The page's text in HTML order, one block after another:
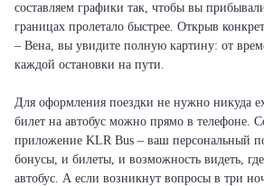
составляем графики так, чтобы вы
границах пролетало быстрее. Открыв
– Вена, вы увидите полную картину: от
каждой остановки на пути.
Для оформления поездки не нужно никуда
билет на автобус можно прямо в телефоне.
приложение KLR Bus – ваш персональный
бонусы, и билеты, и возможность видеть,
автобус. А если возникнут вопросы в три